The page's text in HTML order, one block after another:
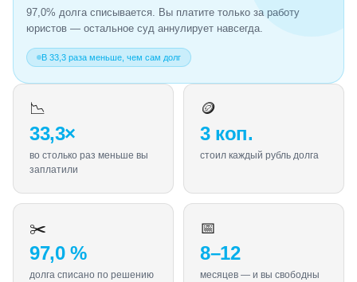
97,0% долга списывается. Вы платите только за работу
юристов — остальное суд аннулирует навсегда.
В 33,3 раза меньше, чем сам долг
📉
33,3×
во столько раз меньше вы
заплатили
🪙
3 коп.
стоил каждый рубль долга
✂️
97,0 %
долга списано по решению
📅
8–12
месяцев — и вы свободны